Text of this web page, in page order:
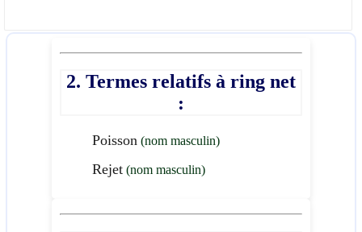
2. Termes relatifs à ring net
:
Poisson (nom masculin)
Rejet (nom masculin)